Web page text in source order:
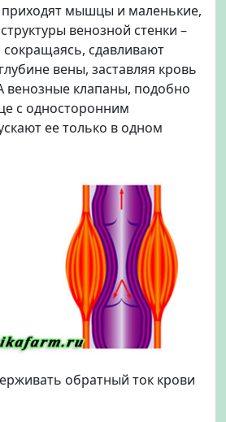
мышцы и маленькие,
венозной стенки –
сдавливают
вены, заставляя кровь
венозные клапаны, подобно
с односторонним
ее только в одном
обратный ток крови